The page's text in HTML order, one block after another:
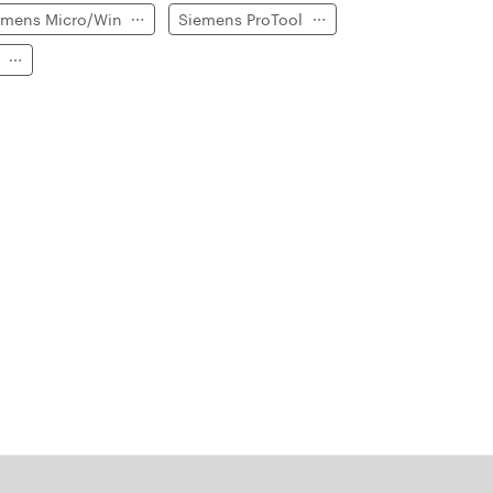
Micro/Win Siemens ProTool